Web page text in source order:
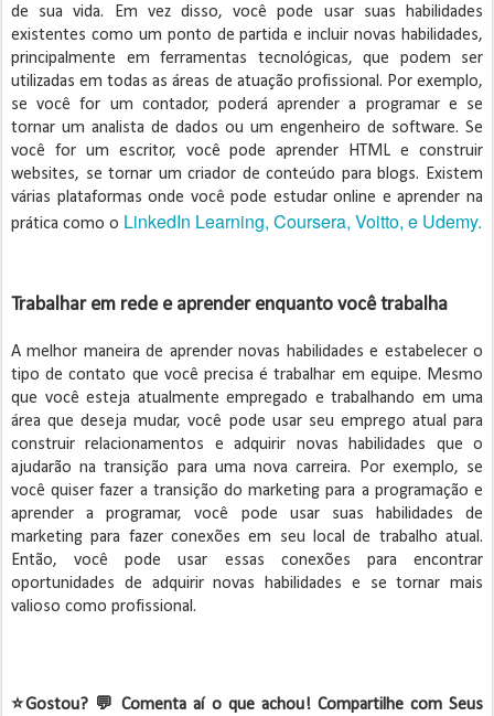
de sua vida. Em vez disso, você pode usar suas habilidades
existentes como um ponto de partida e incluir novas habilidades,
principalmente em ferramentas tecnológicas, que podem ser
utilizadas em todas as áreas de atuação profissional. Por exemplo,
se você for um contador, poderá aprender a programar e se
tornar um analista de dados ou um engenheiro de software. Se
você for um escritor, você pode aprender HTML e construir
websites, se tornar um criador de conteúdo para blogs. Existem
várias plataformas onde você pode estudar online e aprender na
prática como o LinkedIn Learning, Coursera, Voitto, e Udemy.
Trabalhar em rede e aprender enquanto você trabalha
A melhor maneira de aprender novas habilidades e estabelecer o
tipo de contato que você precisa é trabalhar em equipe. Mesmo
que você esteja atualmente empregado e trabalhando em uma
área que deseja mudar, você pode usar seu emprego atual para
construir relacionamentos e adquirir novas habilidades que o
ajudarão na transição para uma nova carreira. Por exemplo, se
você quiser fazer a transição do marketing para a programação e
aprender a programar, você pode usar suas habilidades de
marketing para fazer conexões em seu local de trabalho atual.
Então, você pode usar essas conexões para encontrar
oportunidades de adquirir novas habilidades e se tornar mais
valioso como profissional.
⭐️Gostou? 💬 Comenta aí o que achou! Compartilhe com Seus